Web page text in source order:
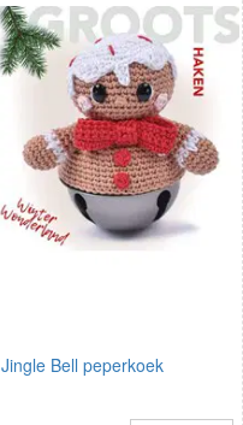
Jingle Bell peperkoek